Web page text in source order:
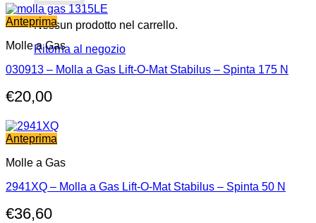
Nessun prodotto nel carrello.
Ritorna al negozio
Anteprima
Molle a Gas
030913 – Molla a Gas Lift-O-Mat Stabilus – Spinta 175 N
€20,00
Anteprima
Molle a Gas
2941XQ – Molla a Gas Lift-O-Mat Stabilus – Spinta 50 N
€36,60